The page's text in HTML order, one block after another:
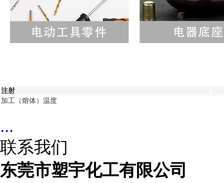
注射
加工（熔体）温度
...
联系我们
东莞市塑宇化工有限公司